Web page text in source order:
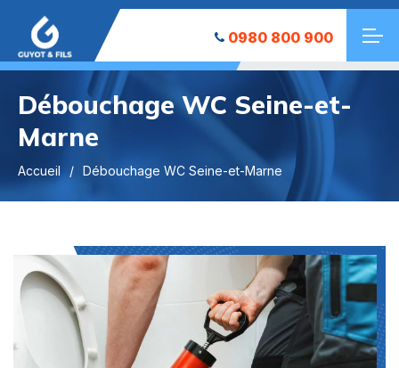
0980 800 900
Débouchage WC Seine-et-
Marne
Accueil Débouchage WC Seine-et-Marne